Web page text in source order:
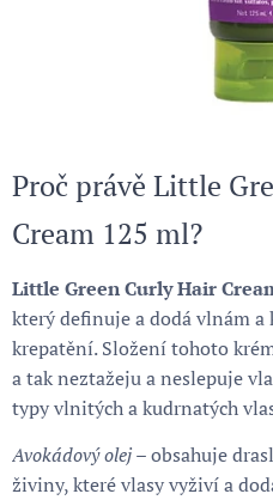
Proč právě Little
Cream 125 ml?
Little Green Curly Hair
který definuje a dodá vlnám
krepatění. Složení tohoto
a tak neztažeju a neslepuje
typy vlnitých a kudrnatých
Avokádový olej– obsahuje
živiny, které vlasy vyživí a